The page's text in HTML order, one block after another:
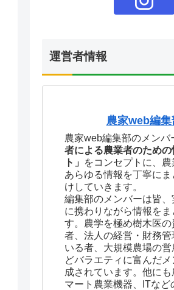
運営者情報
農家web編集
農家web編集部のメンバ
者による農業者のための
ト」
をコンセプトに、農
あらゆる情報を丁寧に
けしていきます。
編集部のメンバーは皆、
に携わりながら情報をま
す。農学を極め樹木医の
者、法人の経営・財務管
いる者、大規模農場の
どバラエティに富んだ
成されています。他にも
マート農業機器、ITなど